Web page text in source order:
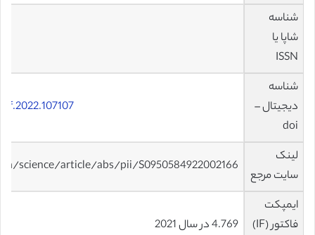
شناسه
شاپا یا
ISSN
شناسه
دیجیتال –
doi
لینک
سایت مرجع
science/article/abs/pii/S0950584922002166
ایمپکت
فاکتور (IF)
4.769 در سال 2021